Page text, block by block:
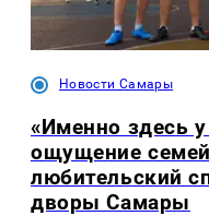
Новости Самары
«Именно здесь
ощущение
любительский
дворы Самары